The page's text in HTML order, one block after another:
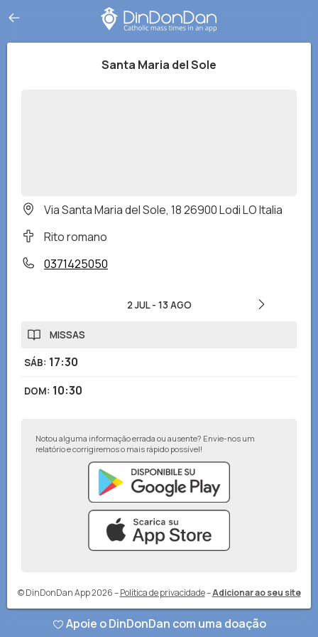
Santa Maria del Sole
Via Santa Maria del Sole, 18 26900 Lodi LO Italia
Rito romano
0371425050
2 JUL- 13 AGO
MISSAS
SÁB: 17:30
DOM: 10:30
Notou alguma informação errada ou ausente? Envie-nos um
relatório e corrigiremos o mais rápido possível!
© DinDonDan App 2026– Política de privacidade–Adicionar ao seu site
Apoie o DinDonDan com uma doação